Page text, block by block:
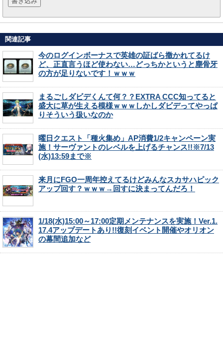
関連記事
今のログインボーナスで英雄の証ばら撒かれてるけ
ど、正直言うほど使わない…どっちかというと塵骨牙
の方が足りないです！ｗｗｗ
まるごしダビデくんて何？？EXTRA CCC知ってると
盛大に草が生える模様ｗｗｗしかしダビデってやっぱ
りそういう扱いなのか
曜日クエスト「種火集め」AP消費1/2キャンペーン実
施！サーヴァントのレベルを上げるチャンス!!※7/13
(水)13:59まで※
来月にFGO一周年控えてるけどみんなスカサハピック
アップ回す？ｗｗｗ→回すに決まってんだろ！
1/18(水)15:00～17:00定期メンテナンスを実施！Ver.1.
17.4アップデートあり!!復刻イベント開催やオリオン
の幕間追加など